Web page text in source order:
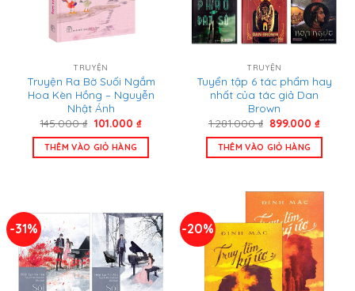
TRUYỆN
Truyện Ra Bờ Suối Ngắm
Hoa Kèn Hồng – Nguyễn
Nhật Ánh
145.000₫ Giá
là:
145.000 ₫.
101.000 ₫Giá
tại
THÊM VÀO GIỎ HÀNG
TRUYỆN
Tuyển tập 6 tác phẩm hay
nhất của tác giả Dan
Brown
1.281.000₫ Giá
là:
1.281.000 ₫.
899.000₫Giá
tại
THÊM VÀO GIỎ HÀNG
-31% -20%